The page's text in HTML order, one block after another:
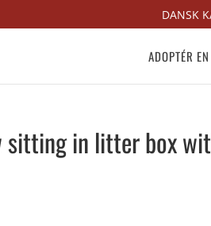
DANSK
ADOPTÉR
sitting in litter box